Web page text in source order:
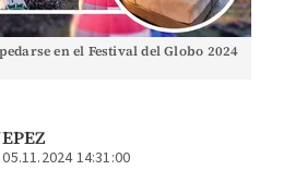
en el Festival del Globo 2024
05.11.2024 14:31:00